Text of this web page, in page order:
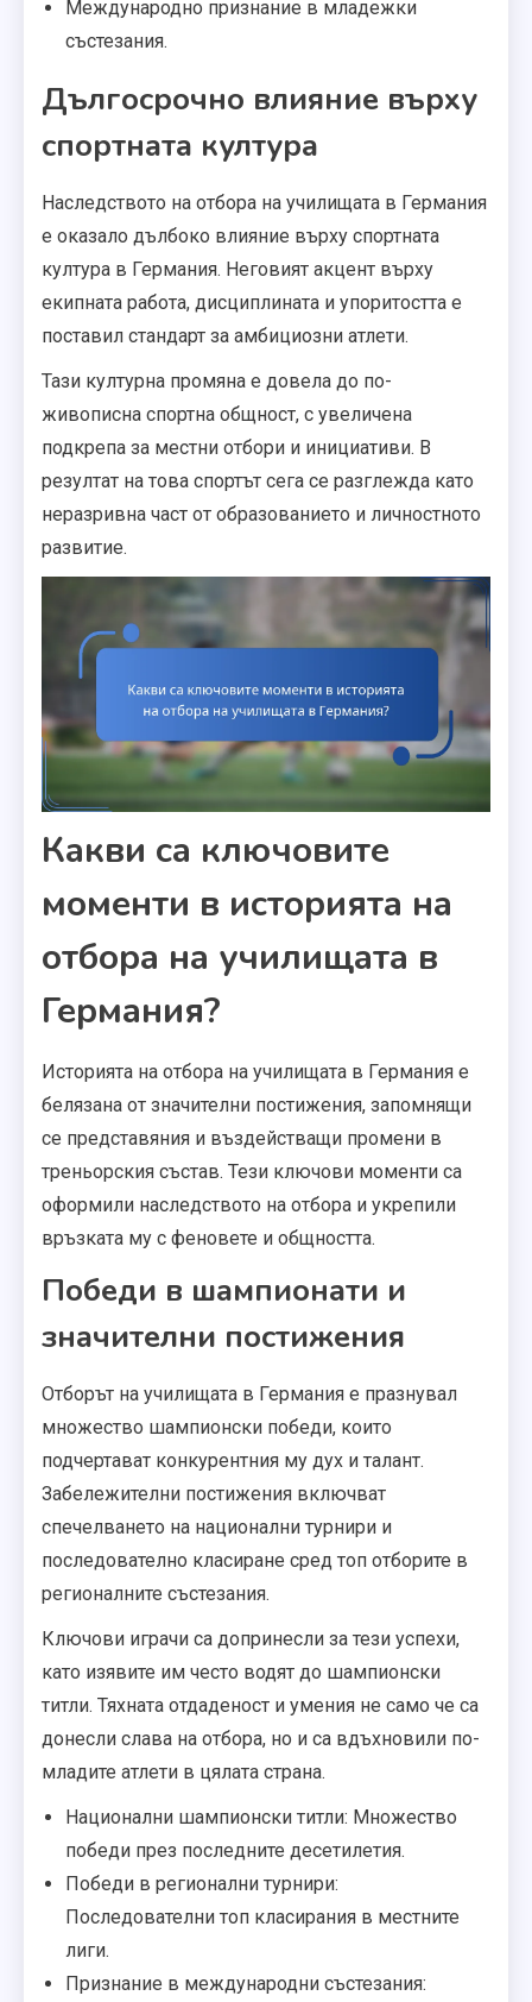
Международно признание в младежки
състезания.
Дългосрочно влияние върху
спортната култура
Наследството на отбора на училищата в Германия
е оказало дълбоко влияние върху спортната
култура в Германия. Неговият акцент върху
екипната работа, дисциплината и упоритостта е
поставил стандарт за амбициозни атлети.
Тази културна промяна е довела до по-
живописна спортна общност, с увеличена
подкрепа за местни отбори и инициативи. В
резултат на това спортът сега се разглежда като
неразривна част от образованието и личностното
развитие.
Какви са ключовите
моменти в историята на
отбора на училищата в
Германия?
Историята на отбора на училищата в Германия е
белязана от значителни постижения, запомнящи
се представяния и въздействащи промени в
треньорския състав. Тези ключови моменти са
оформили наследството на отбора и укрепили
връзката му с феновете и общността.
Победи в шампионати и
значителни постижения
Отборът на училищата в Германия е празнувал
множество шампионски победи, които
подчертават конкурентния му дух и талант.
Забележителни постижения включват
спечелването на национални турнири и
последователно класиране сред топ отборите в
регионалните състезания.
Ключови играчи са допринесли за тези успехи,
като изявите им често водят до шампионски
титли. Тяхната отдаденост и умения не само че са
донесли слава на отбора, но и са вдъхновили по-
младите атлети в цялата страна.
Национални шампионски титли: Множество
победи през последните десетилетия.
Победи в регионални турнири:
Последователни топ класирания в местните
лиги.
Признание в международни състезания: